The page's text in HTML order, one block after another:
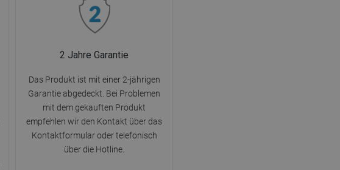
2 Jahre Garantie
Das Produkt ist mit einer 2-jährigen
Garantie abgedeckt. Bei Problemen
mit dem gekauften Produkt
empfehlen wir den Kontakt über das
Kontaktformular oder telefonisch
über die Hotline.